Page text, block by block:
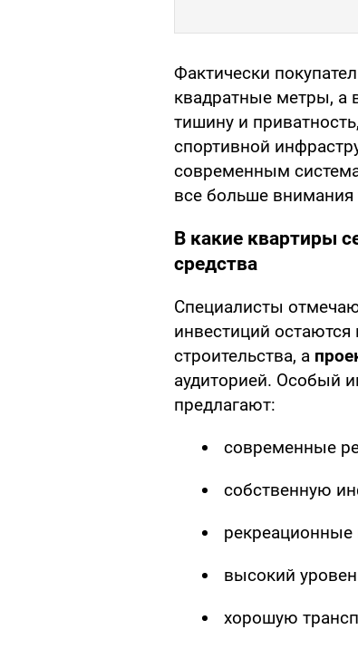
Фактически
квадратные метры, а
тишину и
спортивной
современным
все больше внимания
В какие квартиры
средства
Специалисты
инвестиций
строительства, а
аудиторией. Особый
предлагают:
современные
собственную
высокий
хорошую